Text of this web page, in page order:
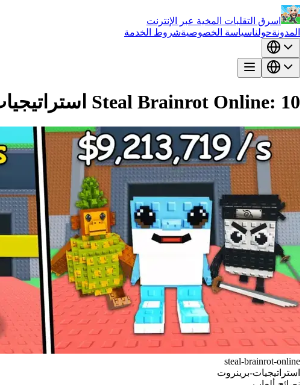
اسرق التقلبات المخية عبر الإنترنت
المدونةحولناسياسة الخصوصيةشروط الخدمة
Steal Brainrot Online: 10 استراتيجيات احترافية للهيمنة وتعظيم أرباحك
steal-brainrot-online
استراتيجيات-برينروت